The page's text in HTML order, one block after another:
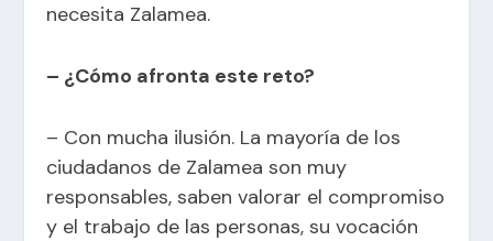
necesita Zalamea.
– ¿Cómo afronta este reto?
– Con mucha ilusión. La mayoría de los
ciudadanos de Zalamea son muy
responsables, saben valorar el compromiso
y el trabajo de las personas, su vocación